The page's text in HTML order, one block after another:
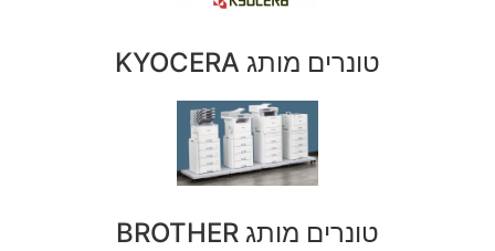
טונרים מותג KYOCERA
טונרים מותג BROTHER